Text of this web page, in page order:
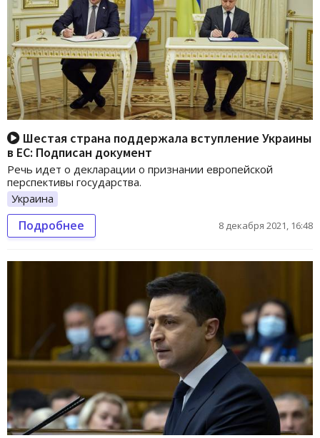
Шестая страна поддержала вступление Украины
в ЕС: Подписан документ
Речь идет о декларации о признании европейской
перспективы государства.
Украина
Подробнее 8 декабря 2021, 16:48